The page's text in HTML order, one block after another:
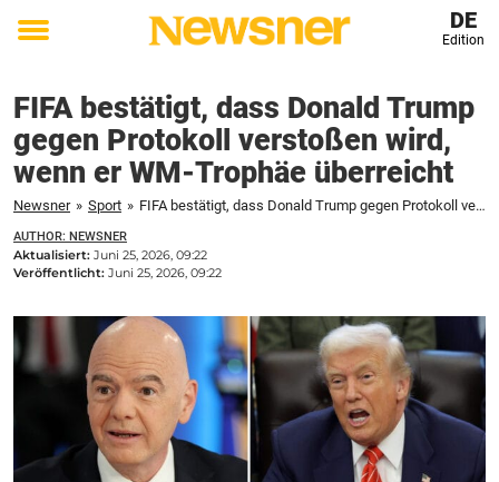
Toggle
DE
Edition
FIFA bestätigt, dass Donald Trump
gegen Protokoll verstoßen wird,
wenn er WM-Trophäe überreicht
Newsner » Sport » FIFA bestätigt, dass Donald Trump gegen Protokoll verstoßen wird, wenn er WM-Trophäe überreicht
AUTHOR: NEWSNER
Aktualisiert: Juni 25, 2026, 09:22
Veröffentlicht: Juni 25, 2026, 09:22